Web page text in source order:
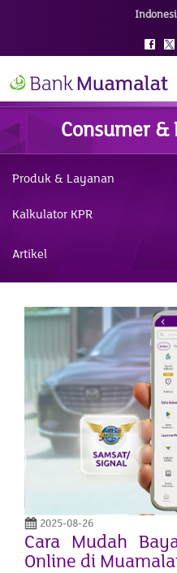
Consumer
Produk & Layanan
Kalkulator KPR
Artikel
2025-08-26
Cara Mudah
Online di